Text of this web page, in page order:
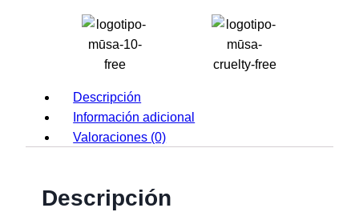
Descripción
Información adicional
Valoraciones (0)
Descripción